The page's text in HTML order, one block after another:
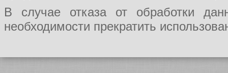
В случае отказа от обработки
необходимости прекратить